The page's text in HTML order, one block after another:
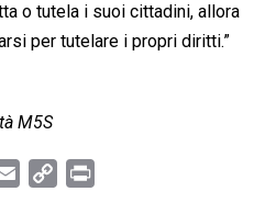
o tutela i suoi cittadini, allora
per tutelare i propri diritti.”
M5S